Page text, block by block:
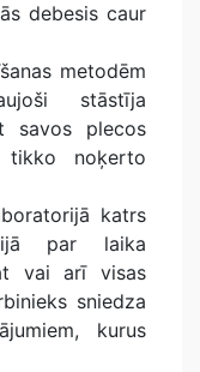
debesis caur
metodēm
stāstīja
savos plecos
tikko noķerto
katrs
par laika
vai arī visas
sniedza
kurus